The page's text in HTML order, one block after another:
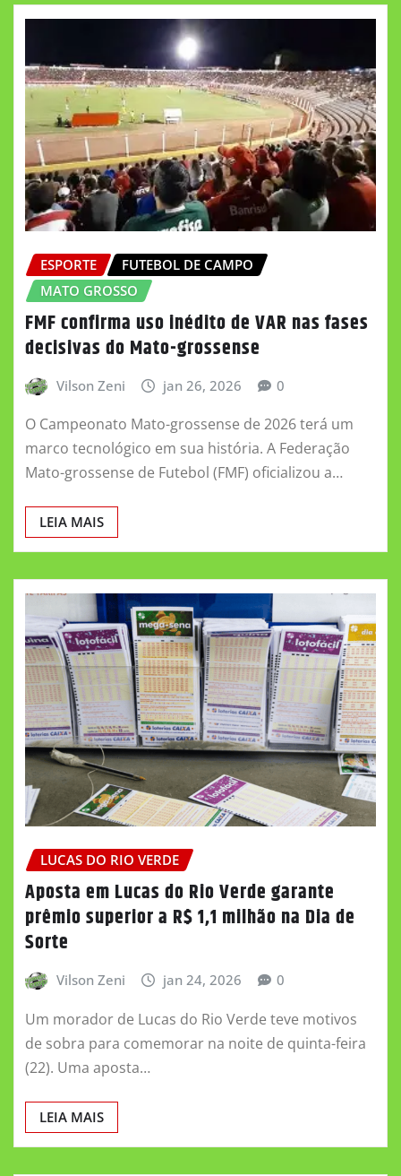
ESPORTE
FUTEBOL DE CAMPO
MATO GROSSO
FMF confirma uso inédito de VAR nas fases
decisivas do Mato-grossense
Vilson Zeni jan 26, 2026 0
O Campeonato Mato-grossense de 2026 terá um
marco tecnológico em sua história. A Federação
Mato-grossense de Futebol (FMF) oficializou a…
LEIA MAIS
LUCAS DO RIO VERDE
Aposta em Lucas do Rio Verde garante
prêmio superior a R$ 1,1 milhão na Dia de
Sorte
Vilson Zeni jan 24, 2026 0
Um morador de Lucas do Rio Verde teve motivos
de sobra para comemorar na noite de quinta-feira
(22). Uma aposta…
LEIA MAIS